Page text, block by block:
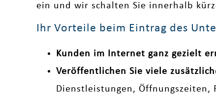
ein und wir schalten Sie innerhalb
Ihr Vorteile beim Eintrag des
Kunden im Internet ganz gezielt
Veröffentlichen Sie viele
Dienstleistungen, Öffnungszeiten,